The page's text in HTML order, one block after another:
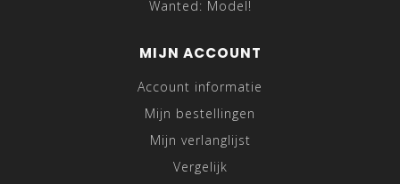
Wanted: Model!
MIJN ACCOUNT
Account informatie
Mijn bestellingen
Mijn verlanglijst
Vergelijk